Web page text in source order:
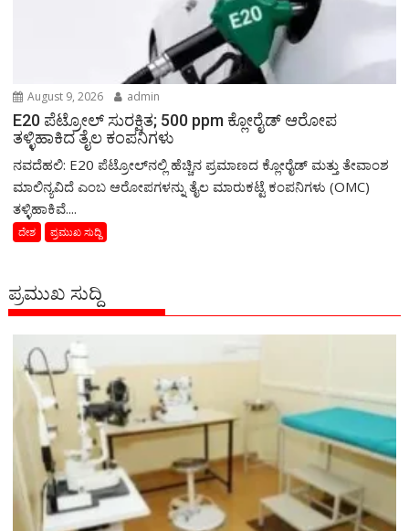
August 9, 2026 admin
E20 ಪೆಟ್ರೋಲ್ ಸುರಕ್ಷಿತ; 500 ppm ಕ್ಲೋರೈಡ್ ಆರೋಪ
ತಳ್ಳಿಹಾಕಿದ ತೈಲ ಕಂಪನಿಗಳು
ನವದೆಹಲಿ: E20 ಪೆಟ್ರೋಲ್‌ನಲ್ಲಿ ಹೆಚ್ಚಿನ ಪ್ರಮಾಣದ ಕ್ಲೋರೈಡ್ ಮತ್ತು ತೇವಾಂಶ
ಮಾಲಿನ್ಯವಿದೆ ಎಂಬ ಆರೋಪಗಳನ್ನು ತೈಲ ಮಾರುಕಟ್ಟೆ ಕಂಪನಿಗಳು (OMC)
ತಳ್ಳಿಹಾಕಿವೆ....
ದೇಶ ಪ್ರಮುಖ ಸುದ್ದಿ
ಪ್ರಮುಖ ಸುದ್ದಿ